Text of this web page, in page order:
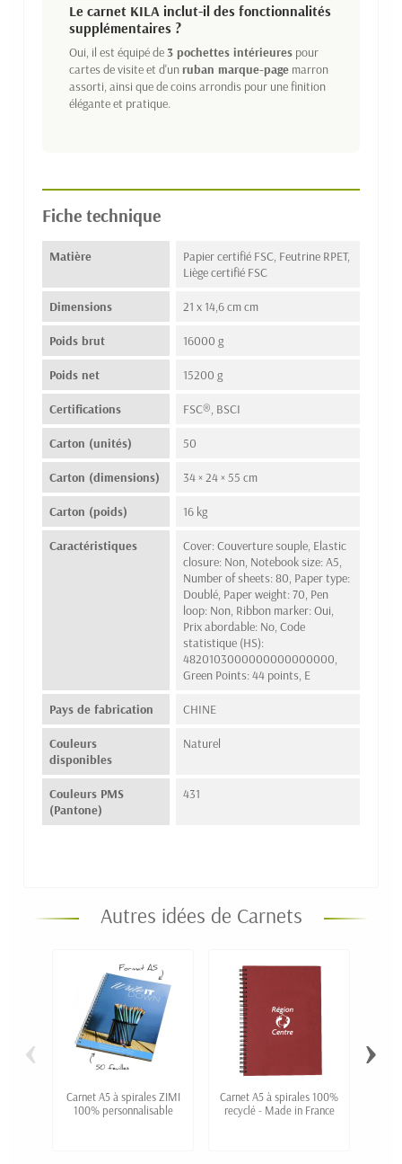
Le carnet KILA inclut-il des fonctionnalités
supplémentaires ?
Oui, il est équipé de3 pochettes intérieures pour
cartes de visite et d'unruban marque-page marron
assorti, ainsi que de coins arrondis pour une finition
élégante et pratique.
Fiche technique
Matière
Papier certifié FSC, Feutrine RPET,
Liège certifié FSC
Dimensions 21 x 14,6 cm cm
Poids brut 16000 g
Poids net 15200 g
Certifications FSC®, BSCI
Carton (unités) 50
Carton (dimensions) 34 × 24 × 55 cm
Carton (poids) 16 kg
Caractéristiques
Cover: Couverture souple, Elastic
closure: Non, Notebook size: A5,
Number of sheets: 80, Paper type:
Doublé, Paper weight: 70, Pen
loop: Non, Ribbon marker: Oui,
Prix abordable: No, Code
statistique (HS):
4820103000000000000000,
Green Points: 44 points, E
Pays de fabrication CHINE
Couleurs
disponibles
Naturel
Couleurs PMS
(Pantone)
431
Autres idées de Carnets
Carnet A5 à spirales ZIMI
100% personnalisable
Carnet A5 à spirales 100%
recyclé - Made in France
‹ ›